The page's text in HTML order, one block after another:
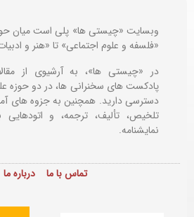
وبسایت «چیستی ها» پلی است میان
«فلسفه و علوم اجتماعی» تا «هنر و
در «چیستی ها»، به آرشیوی از
پادکست های سخنرانی ها، در دو حوزه
دسترسی دارید. همچنین به جزوه های
تلخیص، تألیف، ترجمه، و
نمایشنامه.
تماس با ما درباره ما